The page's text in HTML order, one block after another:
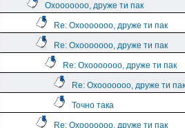
Охооооооо, друже ти пак
Re: Охооооооо, друже ти пак
Re: Охооооооо, друже ти пак
Re: Охооооооо, друже ти пак
Re: Охооооооо, друже ти пак
Точно така
Re: Охооооооо, друже ти пак